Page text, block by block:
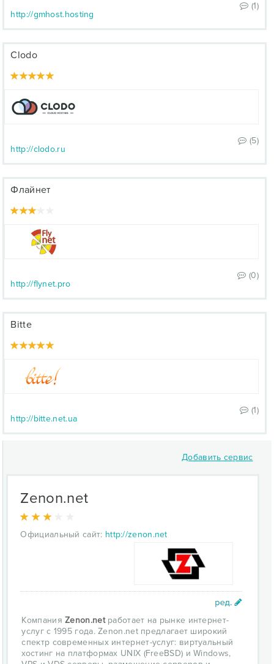
(1)
http://gmhost.hosting
Clodo
(5)
http://clodo.ru
Флайнет
(0)
http://flynet.pro
Bitte
(1)
http://bitte.net.ua
Добавить сервис
Zenon.net
Официальный сайт: http://zenon.net
КомпанияZenon.netработает на рынке интернет-
услуг с 1995 года. Zenon.net предлагает широкий
спектр современных интернет-услуг: виртуальный
хостинг на платформах UNIX (FreeBSD) и Windows,